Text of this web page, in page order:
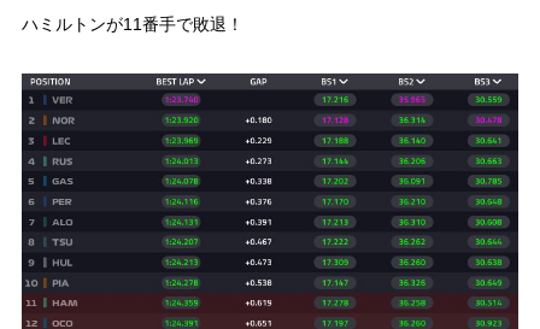
ハミルトンが11番手で敗退！